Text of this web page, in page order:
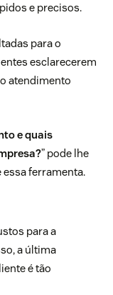
e precisos.
para o
esclarecerem
atendimento
e quais
” pode lhe
ferramenta.
para a
a última
é tão